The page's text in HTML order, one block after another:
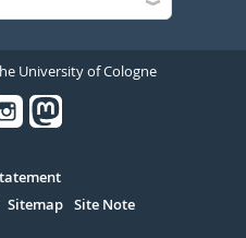
University of Cologne
Sitemap Site Note